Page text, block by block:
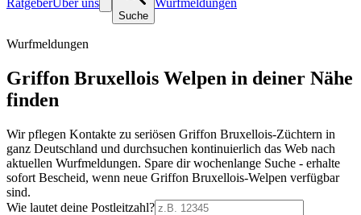
RatgeberÜber uns
Suche
Wurfmeldungen
Wurfmeldungen
Griffon Bruxellois Welpen in deiner Nähe
finden
Wir pflegen Kontakte zu seriösen Griffon Bruxellois-Züchtern in
ganz Deutschland und durchsuchen kontinuierlich das Web nach
aktuellen Wurfmeldungen. Spare dir wochenlange Suche - erhalte
sofort Bescheid, wenn neue Griffon Bruxellois-Welpen verfügbar
sind.
Wie lautet deine Postleitzahl?